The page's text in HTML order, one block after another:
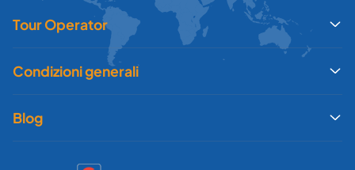
Tour Operator
Condizioni generali
Blog